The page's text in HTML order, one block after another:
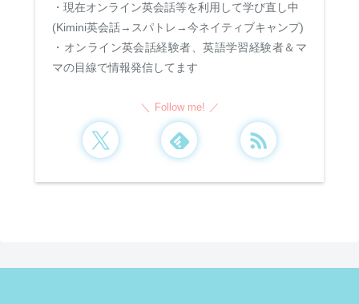
・現在オンライン英会話等を利用して学び直し中
(Kimini英会話→スパトレ→今ネイティブキャンプ)
・オンライン英会話経験者、英語学習経験者＆マ
マの目線で情報発信してます
Follow me!